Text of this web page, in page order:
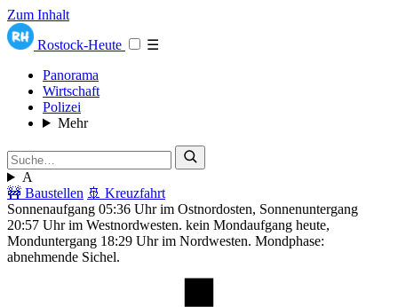
Zum Inhalt
Rostock-Heute
☰
Panorama
Wirtschaft
Polizei
Mehr
A
🚧 Baustellen 🚢 Kreuzfahrt
Sonnenaufgang 05:36 Uhr im Ostnordosten, Sonnenuntergang
20:57 Uhr im Westnordwesten. kein Mondaufgang heute,
Monduntergang 18:29 Uhr im Nordwesten. Mondphase:
abnehmende Sichel.